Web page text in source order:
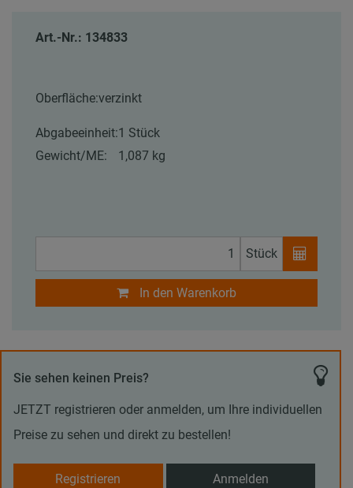
Art.-Nr.: 134833
Oberfläche:verzinkt
Abgabeeinheit:1 Stück
Gewicht/ME:
1,087 kg
Stück
In den Warenkorb
Sie sehen keinen Preis?
JETZT registrieren oder anmelden, um Ihre individuellen
Preise zu sehen und direkt zu bestellen!
Registrieren Anmelden